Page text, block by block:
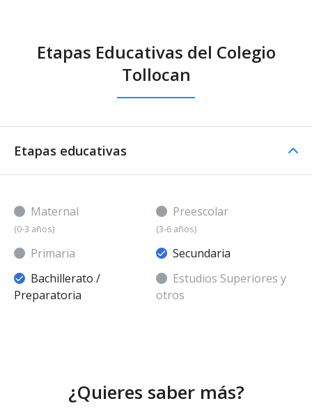
Etapas Educativas del Colegio
Tollocan
Etapas educativas
Maternal
(0-3 años)
Preescolar
(3-6 años)
Primaria
Secundaria
Bachillerato /
Preparatoria
Estudios Superiores y
otros
¿Quieres saber más?